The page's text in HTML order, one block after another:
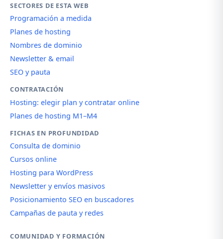
SECTORES DE ESTA WEB
Programación a medida
Planes de hosting
Nombres de dominio
Newsletter & email
SEO y pauta
CONTRATACIÓN
Hosting: elegir plan y contratar online
Planes de hosting M1–M4
FICHAS EN PROFUNDIDAD
Consulta de dominio
Cursos online
Hosting para WordPress
Newsletter y envíos masivos
Posicionamiento SEO en buscadores
Campañas de pauta y redes
COMUNIDAD Y FORMACIÓN